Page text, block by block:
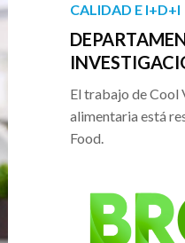
CALIDAD E I+D+I
El trabajo de Cool
alimentaria está
Food.